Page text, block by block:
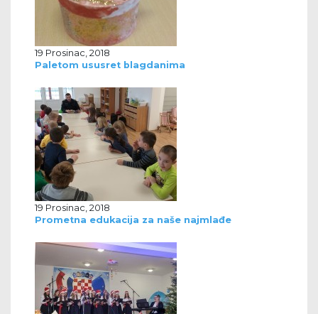
19 Prosinac, 2018
Paletom ususret blagdanima
19 Prosinac, 2018
Prometna edukacija za naše najmlađe